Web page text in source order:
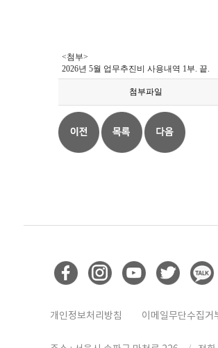
<첨부>
2026년 5월 업무추진비 사용내역 1부. 끝.
첨부파일
개인정보처리방침 이메일무단수집거